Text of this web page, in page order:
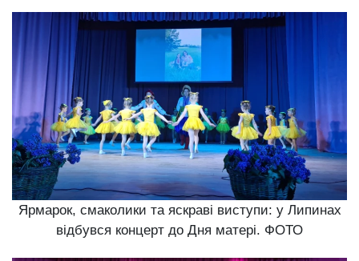
Ярмарок, смаколики та яскраві виступи: у Липинах
відбувся концерт до Дня матері. ФОТО